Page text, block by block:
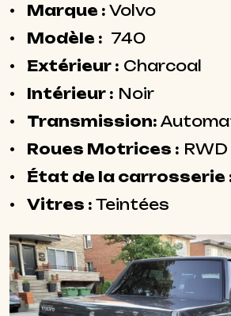
Marque : Volvo
Modèle : 740
Extérieur : Charcoal
Intérieur : Noir
Transmission:
Roues Motrices : RWD
État de la carrosserie
Vitres : Teintées